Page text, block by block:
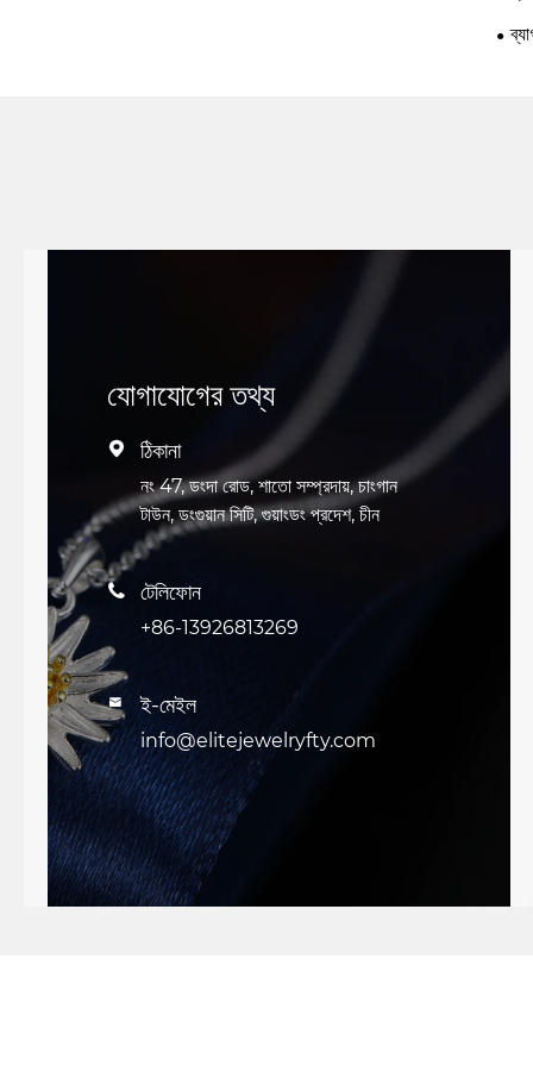
যোগাযোগের তথ্য
 ঠিকানা
নং 47, ডংদা রোড, শাতো সম্প্রদায়, চাংগান
টাউন, ডংগুয়ান সিটি, গুয়াংডং প্রদেশ, চীন
 টেলিফোন
+86-13926813269
 ই-মেইল
info@elitejewelryfty.com